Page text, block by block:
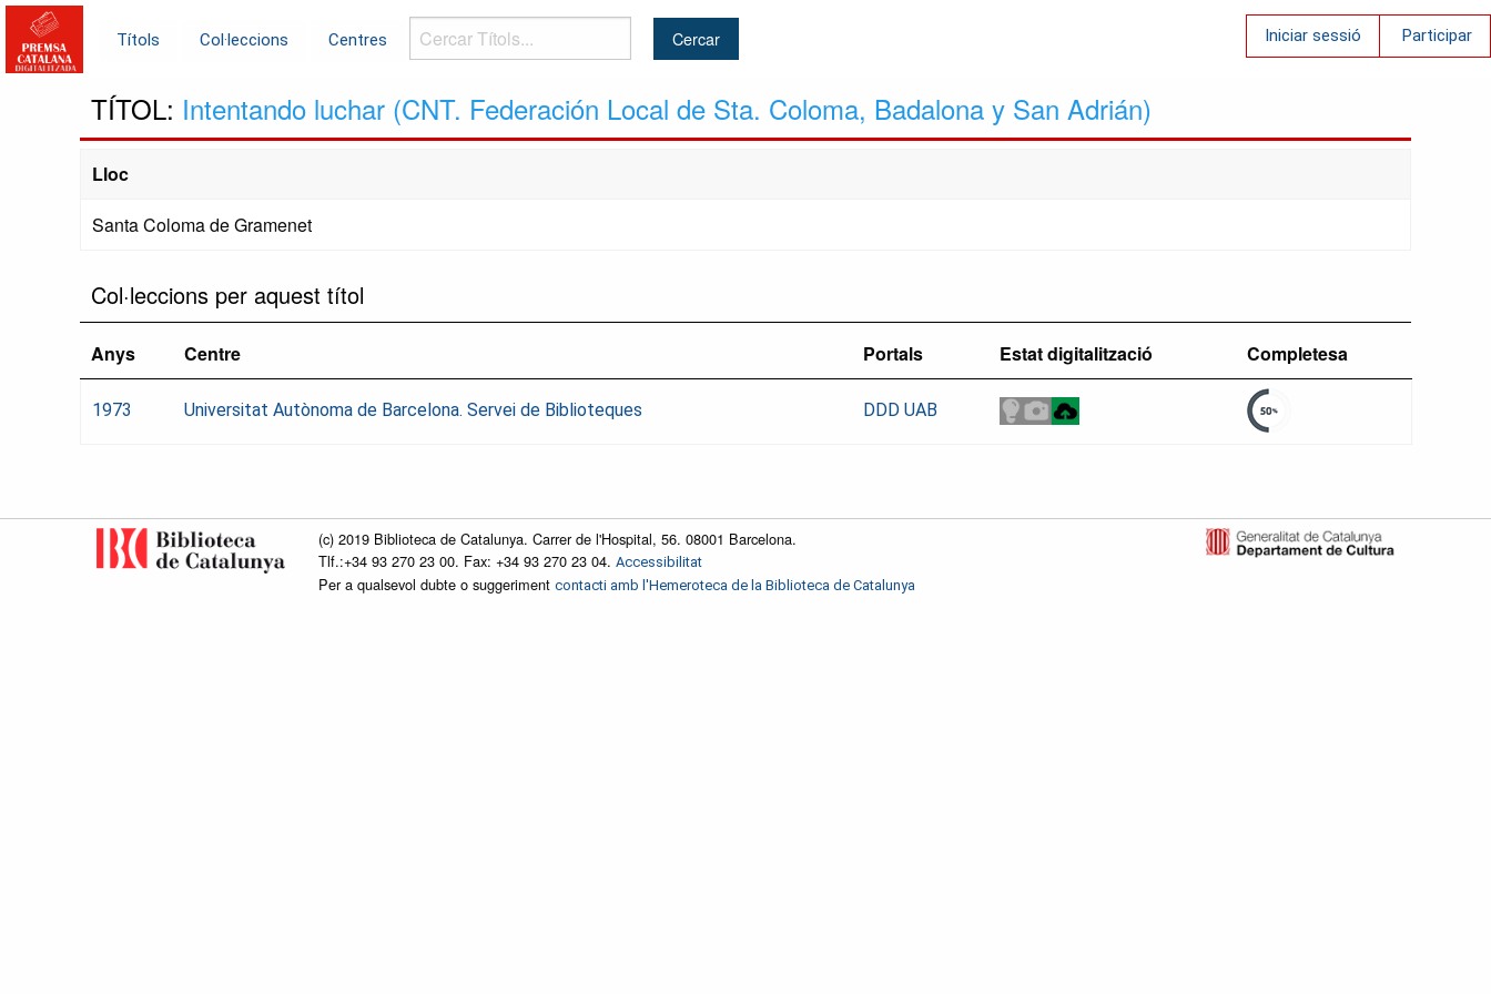
Títols Col·leccions Centres
Cercar
Títols...
Iniciar sessió Participar
TÍTOL: Intentando luchar (CNT. Federación Local de Sta. Coloma, Badalona y San Adrián)
Lloc
Santa Coloma de Gramenet
Col·leccions per aquest títol
Anys Centre Portals Estat digitalització Completesa
1973 Universitat Autònoma de Barcelona. Servei de Biblioteques DDD UAB
(c) 2019 Biblioteca de Catalunya. Carrer de l'Hospital, 56. 08001 Barcelona.
Tlf.:+34 93 270 23 00. Fax: +34 93 270 23 04. Accessibilitat
Per a qualsevol dubte o suggeriment contacti amb l'Hemeroteca de la Biblioteca de Catalunya